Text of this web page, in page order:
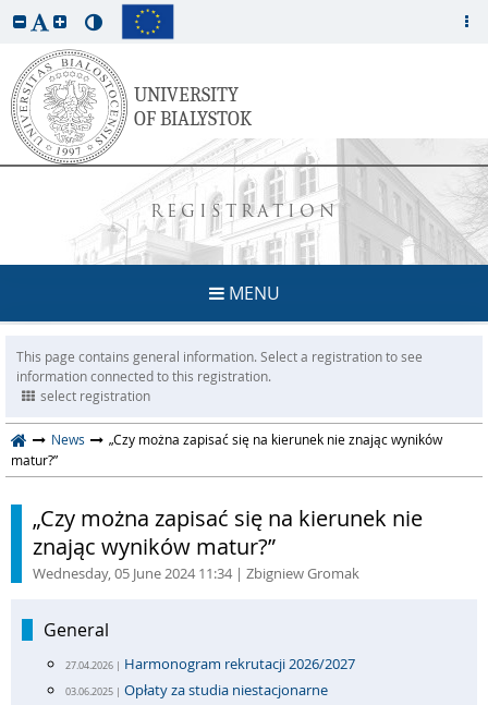
REGISTRATION
MENU
This page contains general information. Select a registration to see
information connected to this registration.
select registration
News
„Czy można zapisać się na kierunek nie znając wyników
matur?”
„Czy można zapisać się na kierunek nie
znając wyników matur?”
Wednesday, 05 June 2024 11:34 | Zbigniew Gromak
General
27.04.2026 | Harmonogram rekrutacji 2026/2027
03.06.2025 | Opłaty za studia niestacjonarne